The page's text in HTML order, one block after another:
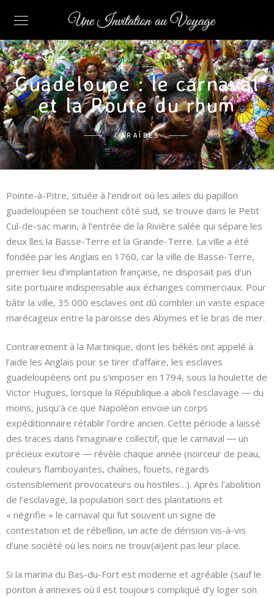
Guadeloupe : le carnaval
et la Route du rhum
CARAÏBES
Pointe-à-Pitre, située à l’endroit où les ailes du papillon
guadeloupéen se touchent côté sud, se trouve dans le Petit
Cul-de-sac marin, à l’entrée de la Rivière salée qui sépare les
deux îles la Basse-Terre et la Grande-Terre. La ville a été
fondée par les Anglais en 1760, car la ville de Basse-Terre,
premier lieu d’implantation française, ne disposait pas d’un
site portuaire indispensable aux échanges commerciaux. Pour
bâtir la ville, 35 000 esclaves ont dû combler un vaste espace
marécageux entre la paroisse des Abymes et le bras de mer.
Contrairement à la Martinique, dont les békés ont appelé à
l’aide les Anglais pour se tirer d’affaire, les esclaves
guadeloupéens ont pu s’imposer en 1794, sous la houlette de
Victor Hugues, lorsque la République a aboli l’esclavage ― du
moins, jusqu’à ce que Napoléon envoie un corps
expéditionnaire rétablir l’ordre ancien. Cette période a laissé
des traces dans l’imaginaire collectif, que le carnaval ― un
précieux exutoire ― révèle chaque année (noirceur de peau,
couleurs flamboyantes, chaînes, fouets, regards
ostensiblement provocateurs ou hostiles…). Après l’abolition
de l’esclavage, la population sort des plantations et
« négrifie » le carnaval qui fut souvent un signe de
contestation et de rébellion, un acte de dérision vis-à-vis
d’une société où les noirs ne trouv(ai)ent pas leur place.
Si la marina du Bas-du-Fort est moderne et agréable (sauf le
ponton à annexes où il est toujours compliqué d’y loger son